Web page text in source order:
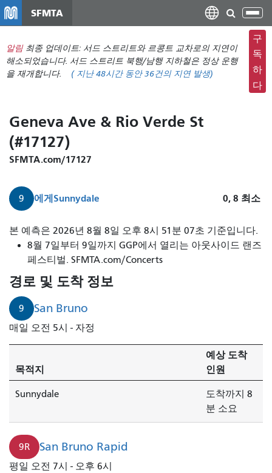
텐
츠
로
뛰
SFMTA
탐
색
메
뉴
전
환
알림 최종 업데이트: 서드 스트리트와 르콩트 교차로의 지연이
해소되었습니다. 서드 스트리트 북행/남행 지하철은 정상 운행
을 재개합니다.
( 지난 48시간 동안36건의 지연 발생)
구
독
하
다
Geneva Ave & Rio Verde St
(#17127)
SFMTA.com/17127
9 에게Sunnydale 0, 8 최소
9
번
브
루
노
발
서
니
행
차
가
도
착
본 예측은 2026년 8월 8일 오후 8시 51분 07초 기준입니다.
8월 7일부터 9일까지 GGP에서 열리는 아웃사이드 랜즈
페스티벌. SFMTA.com/Concerts
경로 및 도착 정보
9 San Bruno
매일 오전 5시 - 자정
목적지
예상 도착
인원
Sunnydale
도착까지 8
분 소요
9R San Bruno Rapid
평일 오전 7시 - 오후 6시